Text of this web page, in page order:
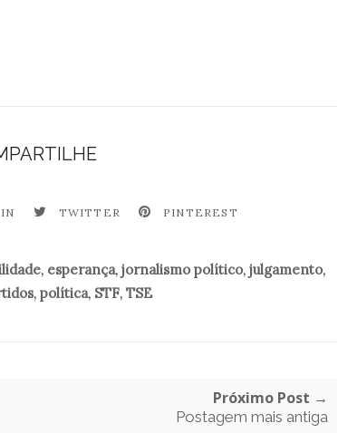
TWITTER PINTEREST
, esperança, jornalismo político, julgamento,
, política, STF, TSE
Próximo Post →
Postagem mais antiga